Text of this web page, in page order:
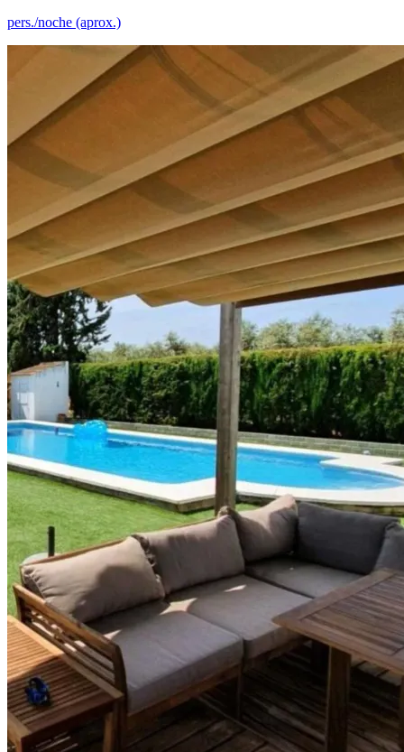
pers./noche (aprox.)